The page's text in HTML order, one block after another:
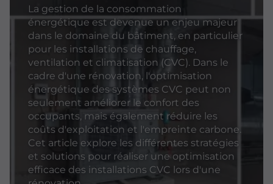
La gestion de la consommation
énergétique est devenue un enjeu majeur
dans le domaine du bâtiment, en particulier
pour les installations de chauffage,
ventilation et climatisation (CVC). Dans le
cadre d'une rénovation, l'optimisation
énergétique des systèmes CVC peut non
seulement améliorer le confort des
occupants, mais également réduire les
coûts d'exploitation et l'empreinte carbone.
Cet article explore les différentes stratégies
et solutions pour réaliser une optimisation
efficace des installations CVC lors d'une